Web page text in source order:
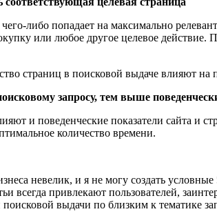
либо попадает на максимально
или любое другое целевое действие.
запросу, тем выше
и поведенческие показатели сайта и
количество времени.
невелик, и я не могу создать
всегда привлекают пользователей,
выдачи по близким к тематике